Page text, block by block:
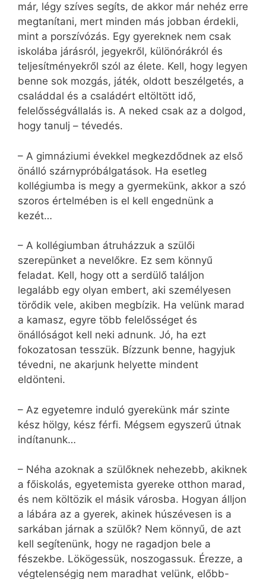
már, légy szíves segíts, de akkor már nehéz erre
megtanítani, mert minden más jobban érdekli,
mint a porszívózás. Egy gyereknek nem csak
iskolába járásról, jegyekről, különórákról és
teljesítményekről szól az élete. Kell, hogy legyen
benne sok mozgás, játék, oldott beszélgetés, a
családdal és a családért eltöltött idő,
felelősségvállalás is. A neked csak az a dolgod,
hogy tanulj – tévedés.
– A gimnáziumi évekkel megkezdődnek az első
önálló szárnypróbálgatások. Ha esetleg
kollégiumba is megy a gyermekünk, akkor a szó
szoros értelmében is el kell engednünk a
kezét…
– A kollégiumban átruházzuk a szülői
szerepünket a nevelőkre. Ez sem könnyű
feladat. Kell, hogy ott a serdülő találjon
legalább egy olyan embert, aki személyesen
törődik vele, akiben megbízik. Ha velünk marad
a kamasz, egyre több felelősséget és
önállóságot kell neki adnunk. Jó, ha ezt
fokozatosan tesszük. Bízzunk benne, hagyjuk
tévedni, ne akarjunk helyette mindent
eldönteni.
– Az egyetemre induló gyerekünk már szinte
kész hölgy, kész férfi. Mégsem egyszerű útnak
indítanunk…
– Néha azoknak a szülőknek nehezebb, akiknek
a főiskolás, egyetemista gyereke otthon marad,
és nem költözik el másik városba. Hogyan álljon
a lábára az a gyerek, akinek húszévesen is a
sarkában járnak a szülők? Nem könnyű, de azt
kell segítenünk, hogy ne ragadjon bele a
fészekbe. Lökögessük, noszogassuk. Érezze, a
végtelenségig nem maradhat velünk, előbb-